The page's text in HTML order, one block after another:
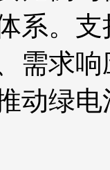
系。
需求
动绿